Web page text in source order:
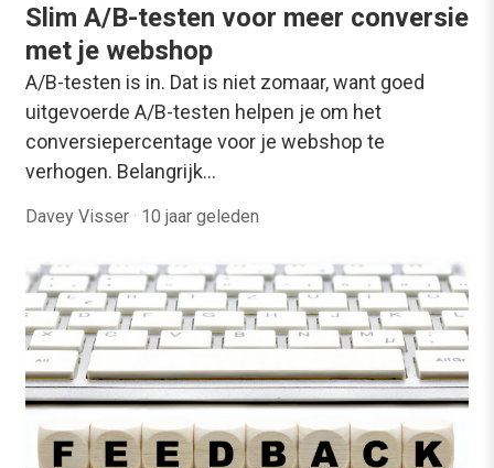
Slim A/B-testen voor meer conversie
met je webshop
A/B-testen is in. Dat is niet zomaar, want goed
uitgevoerde A/B-testen helpen je om het
conversiepercentage voor je webshop te
verhogen. Belangrijk…
Davey Visser · 10 jaar geleden